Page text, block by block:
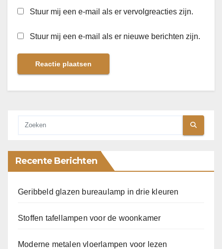
Stuur mij een e-mail als er vervolgreacties zijn.
Stuur mij een e-mail als er nieuwe berichten zijn.
Recente Berichten
Geribbeld glazen bureaulamp in drie kleuren
Stoffen tafellampen voor de woonkamer
Moderne metalen vloerlampen voor lezen